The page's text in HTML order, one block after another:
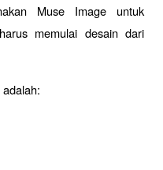
Muse Image untuk
memulai desain dari